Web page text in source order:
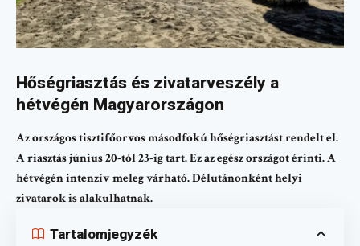
Hőségriasztás és zivatarveszély a
hétvégén Magyarországon
Az országos tisztifőorvos másodfokú hőségriasztást rendelt el.
A riasztás június 20-tól 23-ig tart. Ez az egész országot érinti. A
hétvégén intenzív meleg várható. Délutánonként helyi
zivatarok is alakulhatnak.
Tartalomjegyzék